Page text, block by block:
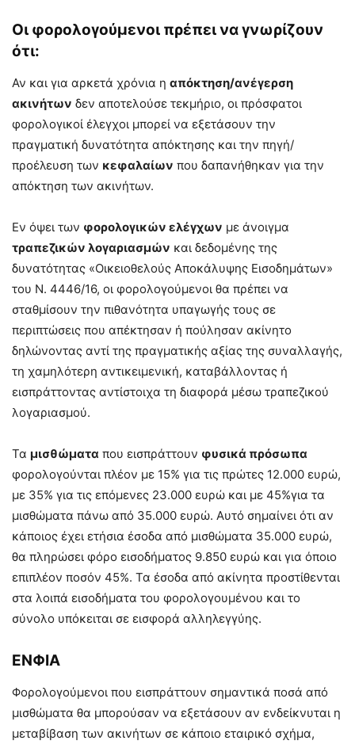
Οι φορολογούμενοι πρέπει να γνωρίζουν
ότι:
Αν και για αρκετά χρόνια η απόκτηση/ανέγερση
ακινήτων δεν αποτελούσε τεκμήριο, οι πρόσφατοι
φορολογικοί έλεγχοι μπορεί να εξετάσουν την
πραγματική δυνατότητα απόκτησης και την πηγή/
προέλευση των κεφαλαίων που δαπανήθηκαν για την
απόκτηση των ακινήτων.
Εν όψει των φορολογικών ελέγχων με άνοιγμα
τραπεζικών λογαριασμών και δεδομένης της
δυνατότητας «Οικειοθελούς Αποκάλυψης Εισοδημάτων»
του Ν. 4446/16, οι φορολογούμενοι θα πρέπει να
σταθμίσουν την πιθανότητα υπαγωγής τους σε
περιπτώσεις που απέκτησαν ή πούλησαν ακίνητο
δηλώνοντας αντί της πραγματικής αξίας της συναλλαγής,
τη χαμηλότερη αντικειμενική, καταβάλλοντας ή
εισπράττοντας αντίστοιχα τη διαφορά μέσω τραπεζικού
λογαριασμού.
Τα μισθώματα που εισπράττουν φυσικά πρόσωπα
φορολογούνται πλέον με 15% για τις πρώτες 12.000 ευρώ,
με 35% για τις επόμενες 23.000 ευρώ και με 45%για τα
μισθώματα πάνω από 35.000 ευρώ. Αυτό σημαίνει ότι αν
κάποιος έχει ετήσια έσοδα από μισθώματα 35.000 ευρώ,
θα πληρώσει φόρο εισοδήματος 9.850 ευρώ και για όποιο
επιπλέον ποσόν 45%. Τα έσοδα από ακίνητα προστίθενται
στα λοιπά εισοδήματα του φορολογουμένου και το
σύνολο υπόκειται σε εισφορά αλληλεγγύης.
ΕΝΦΙΑ
Φορολογούμενοι που εισπράττουν σημαντικά ποσά από
μισθώματα θα μπορούσαν να εξετάσουν αν ενδείκνυται η
μεταβίβαση των ακινήτων σε κάποιο εταιρικό σχήμα,